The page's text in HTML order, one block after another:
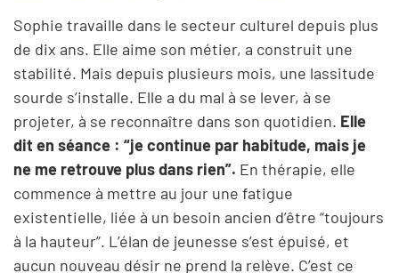
Sophie travaille dans le secteur culturel depuis plus
de dix ans. Elle aime son métier, a construit une
stabilité. Mais depuis plusieurs mois, une lassitude
sourde s’installe. Elle a du mal à se lever, à se
projeter, à se reconnaître dans son quotidien. Elle
dit en séance : “je continue par habitude, mais je
ne me retrouve plus dans rien”. En thérapie, elle
commence à mettre au jour une fatigue
existentielle, liée à un besoin ancien d’être “toujours
à la hauteur”. L’élan de jeunesse s’est épuisé, et
aucun nouveau désir ne prend la relève. C’est ce